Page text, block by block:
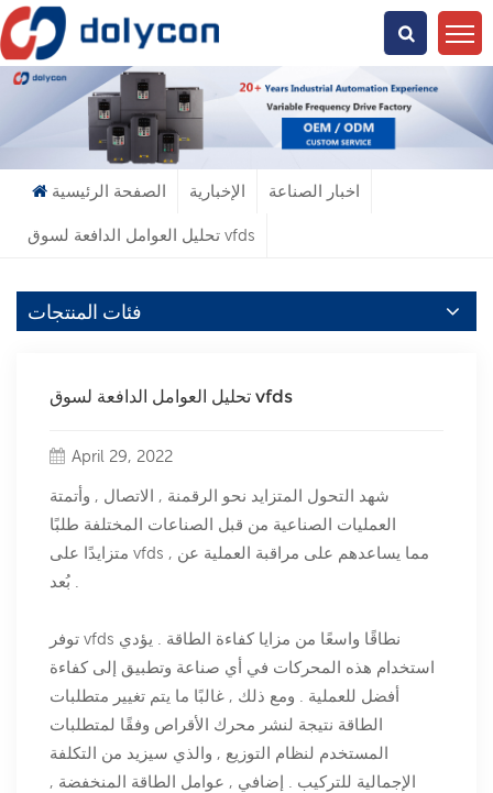
عن ماذا تبحث؟
الصفحة الرئيسية الإخبارية اخبار الصناعة
تحليل العوامل الدافعة لسوق vfds
فئات المنتجات
تحليل العوامل الدافعة لسوق vfds
April 29, 2022
شهد التحول المتزايد نحو الرقمنة , الاتصال , وأتمتة
العمليات الصناعية من قبل الصناعات المختلفة طلبًا
متزايدًا على vfds , مما يساعدهم على مراقبة العملية عن
توفر vfds نطاقًا واسعًا من مزايا كفاءة الطاقة . يؤدي
استخدام هذه المحركات في أي صناعة وتطبيق إلى كفاءة
أفضل للعملية . ومع ذلك , غالبًا ما يتم تغيير متطلبات
الطاقة نتيجة لنشر محرك الأقراص وفقًا لمتطلبات
المستخدم لنظام التوزيع , والذي سيزيد من التكلفة
الإجمالية للتركيب . إضافي , عوامل الطاقة المنخفضة ,